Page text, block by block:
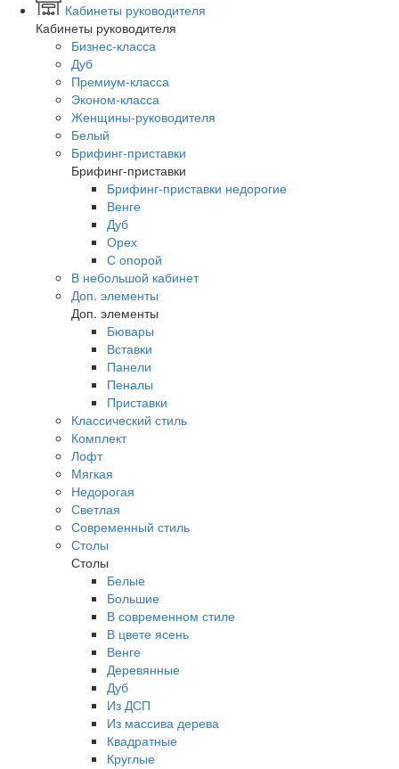
Кабинеты руководителя
Кабинеты руководителя
Бизнес-класса
Дуб
Премиум-класса
Эконом-класса
Женщины-руководителя
Белый
Брифинг-приставки
Брифинг-приставки
Брифинг-приставки недорогие
Венге
Дуб
Орех
С опорой
В небольшой кабинет
Доп. элементы
Доп. элементы
Бювары
Вставки
Панели
Пеналы
Приставки
Классический стиль
Комплект
Лофт
Мягкая
Недорогая
Светлая
Современный стиль
Столы
Столы
Белые
Большие
В современном стиле
В цвете ясень
Венге
Деревянные
Дуб
Из ДСП
Из массива дерева
Квадратные
Круглые